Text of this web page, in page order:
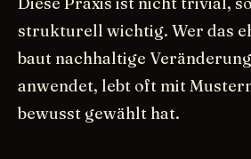
strukturell wichtig. Wer das
baut nachhaltige
anwendet, lebt oft mit
bewusst gewählt hat.